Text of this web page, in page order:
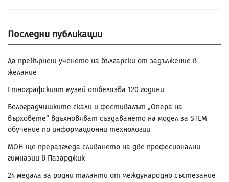
Последни публикации
Да превърнеш ученето на български от задължение в
желание
Етнографският музей отбелязва 120 години
Белоградчишките скали и фестивалът „Опера на
върховете“ вдъхновяват създаването на модел за STEM
обучение по информационни технологии
МОН ще преразгледа сливането на две професионални
гимназии в Пазарджик
24 медала за родни таланти от международно състезание